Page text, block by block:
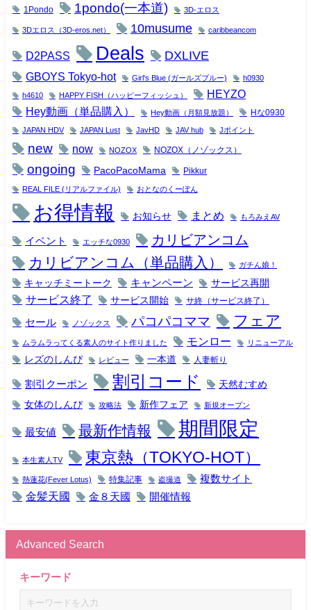
1Pondo 1pondo(一本道) 3D-エロス
3Dエロス（3D-eros.net） 10musume caribbeancom
D2PASS Deals DXLIVE
GBOYS Tokyo-hot Girl's Blue (ガールズブルー) h0930
h4610 HAPPY FISH（ハッピーフィッシュ）
HEYZO
Hey動画（単品購入）
Hey動画（月額見放題） Hな0930
JAPAN HDV JAPAN Lust JavHD JAV hub Jポイント
new now NOZOX NOZOX（ノゾックス）
ongoing PacoPacoMama Pikkur
REAL FILE (リアルファイル) おとなのくーぽん
お得情報 お知らせ まとめ もろみえAV
イベント エッチな0930 カリビアンコム
カリビアンコム（単品購入） ガチん娘！
キャッチミートーク キャンペーン サービス再開
サービス終了 サービス開始 サ終（サービス終了）
セール ノゾックス パコパコママ フェア
ムラムラってくる素人のサイト作りました モンロー リニューアル
レズのしんぴ レビュー 一本道 人妻斬り
割引クーポン 割引コード 天然むすめ
女体のしんぴ 攻略法 新作フェア 新規オープン
最安値 最新作情報 期間限定
本生素人TV 東京熱（TOKYO-HOT）
熱蓮花(Fever Lotus) 特集記事 盗撮道 複数サイト
金髪天國 金８天國 開催情報
Advanced Search
キーワード